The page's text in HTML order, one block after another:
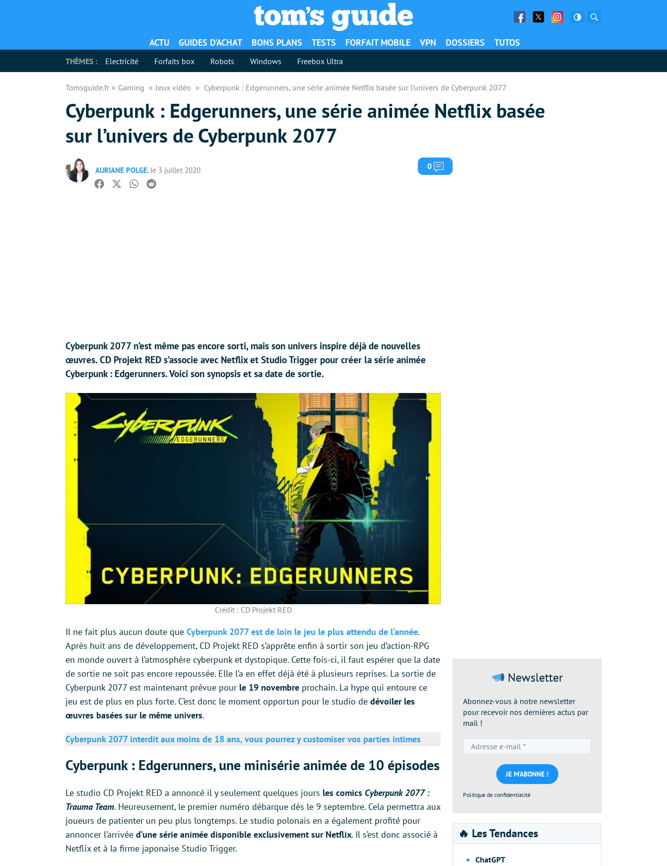
Facebook
Twitter Facebook
ACTU GUIDES D’ACHAT BONS PLANS TESTS FORFAIT MOBILE VPN DOSSIERS TUTOS
THÈMES : Electricité Forfaits box Robots Windows Freebox Ultra
Tomsguide.fr Gaming Jeux vidéo Cyberpunk : Edgerunners, une série animée Netflix basée sur l’univers de Cyberpunk 2077
Cyberpunk : Edgerunners, une série animée Netflix basée
sur l’univers de Cyberpunk 2077
AURIANE POLGE, le 3 juillet 2020 0 Commentaires
Facebook
TwitterWhatsapp
Reddit
Cyberpunk 2077 n’est même pas encore sorti, mais son univers inspire déjà de nouvelles
œuvres. CD Projekt RED s’associe avec Netflix et Studio Trigger pour créer la série animée
Cyberpunk : Edgerunners. Voici son synopsis et sa date de sortie.
Crédit : CD Projekt RED
Il ne fait plus aucun doute que Cyberpunk 2077 est de loin le jeu le plus attendu de l’année.
Après huit ans de développement, CD Projekt RED s’apprête enfin à sortir son jeu d’action-RPG
en monde ouvert à l’atmosphère cyberpunk et dystopique. Cette fois-ci, il faut espérer que la date
de sortie ne soit pas encore repoussée. Elle l’a en effet déjà été à plusieurs reprises. La sortie de
Cyberpunk 2077 est maintenant prévue pour le 19 novembre prochain. La hype qui entoure ce
jeu est de plus en plus forte. C’est donc le moment opportun pour le studio de dévoiler les
œuvres basées sur le même univers.
Cyberpunk 2077 interdit aux moins de 18 ans, vous pourrez y customiser vos parties intimes
Cyberpunk : Edgerunners, une minisérie animée de 10 épisodes
Le studio CD Projekt RED a annoncé il y seulement quelques jours les comics Cyberpunk 2077 :
Trauma Team. Heureusement, le premier numéro débarque dès le 9 septembre. Cela permettra aux
joueurs de patienter un peu plus longtemps. Le studio polonais en a également profité pour
annoncer l’arrivée d’une série animée disponible exclusivement sur Netflix. Il s’est donc associé à
Netflix et à la firme japonaise Studio Trigger.
Newsletter
Abonnez-vous à notre newsletter
pour recevoir nos dernières actus par
mail !
e-
mail
*
Politique de confidentialité
🔥 Les Tendances
ChatGPT